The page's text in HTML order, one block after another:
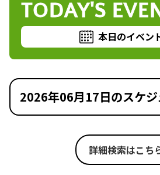
TODAY'S
本日のイベン
2026年06月17日のスケ
詳細検索はこち